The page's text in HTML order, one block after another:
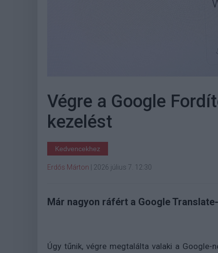
Végre a Google
kezelést
Kedvencekhez
Erdős Márton 2026 július 7. 12:30
Már nagyon ráfért a Google
Úgy tűnik, végre megtalálta valaki a Google-